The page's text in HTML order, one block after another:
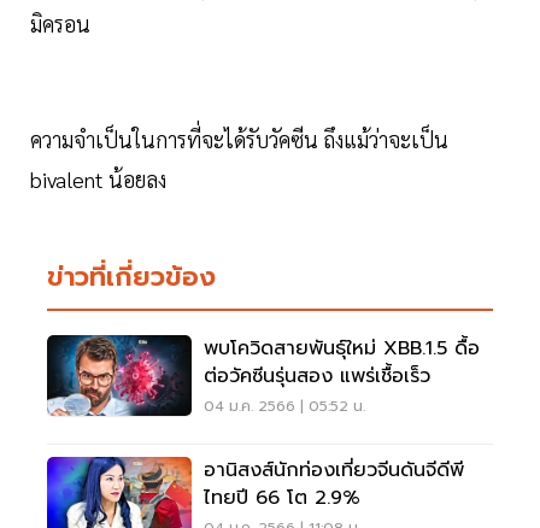
มิครอน
ความจำเป็นในการที่จะได้รับวัคซีน ถึงแม้ว่าจะเป็น
bivalent น้อยลง
ข่าวที่เกี่ยวข้อง
พบโควิดสายพันธุ์ใหม่ XBB.1.5 ดื้อ
ต่อวัคซีนรุ่นสอง แพร่เชื้อเร็ว
04 ม.ค. 2566 | 05:52 น.
อานิสงส์นักท่องเที่ยวจีนดันจีดีพี
ไทยปี 66 โต 2.9%